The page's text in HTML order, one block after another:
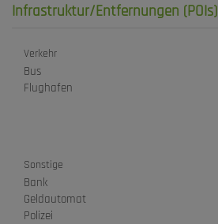
Infrastruktur/Entfernungen (POIs)
Verkehr
Bus
Flughafen
Sonstige
Bank
Geldautomat
Polizei